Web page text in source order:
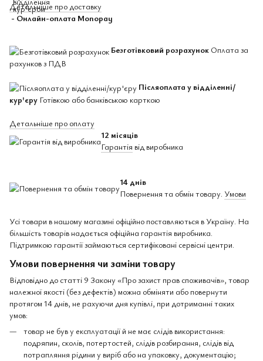
Детальніше про доставку
- Онлайн-оплата Monopay
Безготівковий розрахунок Оплата за
рахунков з ПДВ
Післяоплата у відділенні/
кур'єру Готівкою або банківською карткою
Детальніше про оплату
12 місяців
Гарантія від виробника
14 днів
Повернення та обмін товару. Умови
Усі товари в нашому магазині офіційно поставляються в Україну. На
більшість товарів надається офіційна гарантія виробника.
Підтримкою гарантії займаються сертифіковані сервісні центри.
Умови повернення чи заміни товару
Відповідно до статті 9 Закону «Про захист прав споживачів», товар
належної якості (без дефектів) можна обміняти або повернути
протягом 14 днів, не рахуючи дня купівлі, при дотриманні таких
умов:
товар не був у експлуатації й не має слідів використання:
подряпин, сколів, потертостей, слідів розбирання, слідів від
потрапляння рідини у виріб або на упаковку, документацію;